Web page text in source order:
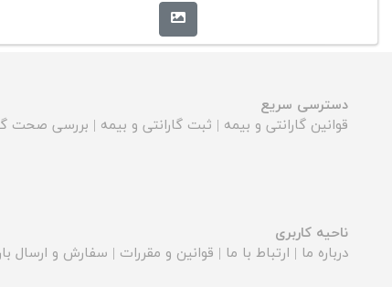
دسترسی سریع
قوانین گارانتی و بیمه | ثبت گارانتی و بیمه | بررسی صحت
ناحیه کاربری
درباره ما | ارتباط با ما | قوانین و مقررات | سفارش و ارسال بار